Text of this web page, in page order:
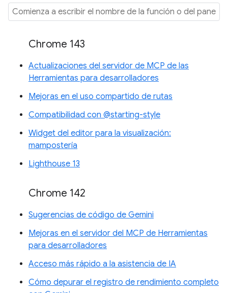
Chrome 143
Actualizaciones del servidor de MCP de las
Herramientas para desarrolladores
Mejoras en el uso compartido de rutas
Compatibilidad con @starting-style
Widget del editor para la visualización:
mampostería
Lighthouse 13
Chrome 142
Sugerencias de código de Gemini
Mejoras en el servidor del MCP de Herramientas
para desarrolladores
Acceso más rápido a la asistencia de IA
Cómo depurar el registro de rendimiento completo